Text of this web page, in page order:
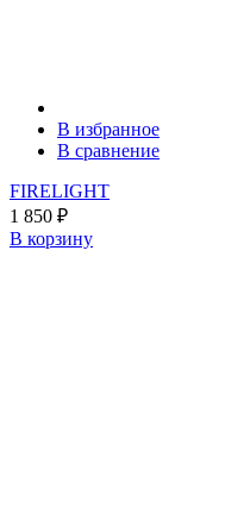
В избранное
В сравнение
FIRELIGHT
1 850 ₽
В корзину